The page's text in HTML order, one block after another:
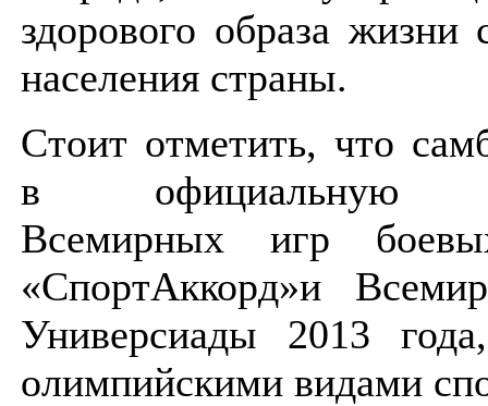
здорового образа жизни
населения страны.
Стоит отметить, что
в официальную
Всемирных игр
«СпортАккорд»и
Универсиады 2013
олимпийскими видами